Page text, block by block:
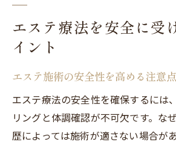
エステ療法を安全に受
イント
エステ施術の安全性を高める注意点
エステ療法の安全性を確保するには
リングと体調確認が不可欠です。な
歴によっては施術が適さない場合が